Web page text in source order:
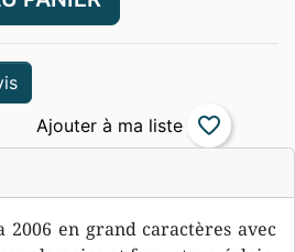
2006 en grand caractères avec
favorite_border